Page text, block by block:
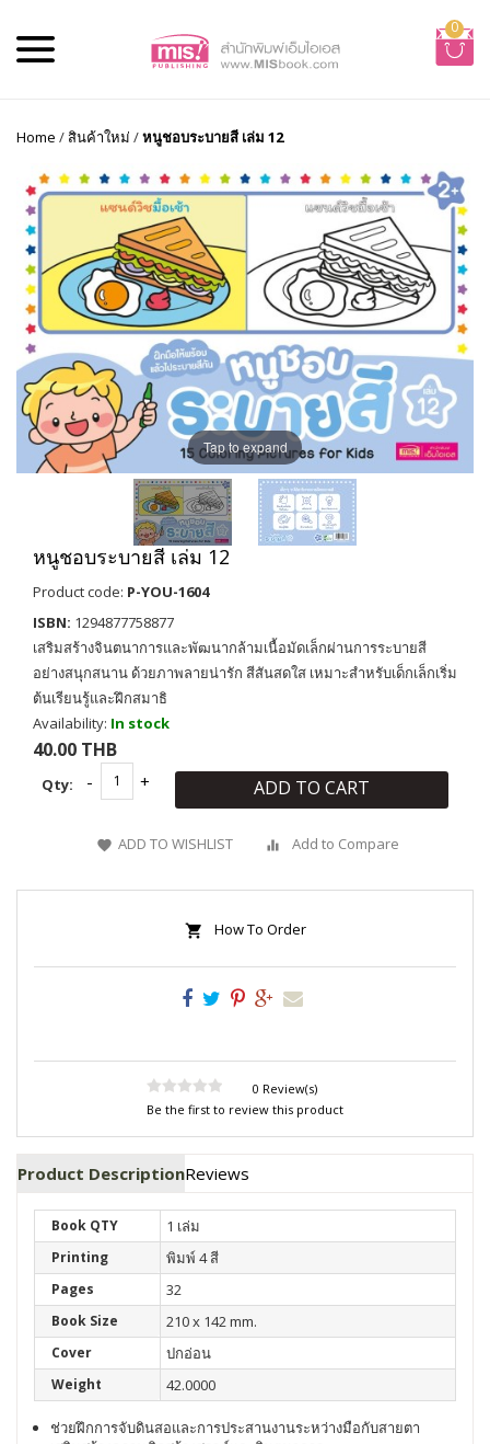
0
Home /สินค้าใหม่ /หนูชอบระบายสี เล่ม 12
Tap to expand
หนูชอบระบายสี เล่ม 12
Product code: P-YOU-1604
ISBN: 1294877758877
เสริมสร้างจินตนาการและพัฒนากล้ามเนื้อมัดเล็กผ่านการระบายสี
อย่างสนุกสนาน ด้วยภาพลายน่ารัก สีสันสดใส เหมาะสำหรับเด็กเล็กเริ่ม
ต้นเรียนรู้และฝึกสมาธิ
Availability: In stock
40.00 THB
Qty: ADD TO CART
ADD TO WISHLIST Add to Compare
How To Order
0 Review(s)
Be the first to review this product
Product DescriptionReviews
Book QTY 1 เล่ม
Printing พิมพ์ 4 สี
Pages 32
Book Size 210 x 142 mm.
Cover ปกอ่อน
Weight 42.0000
ช่วยฝึกการจับดินสอและการประสานงานระหว่างมือกับสายตา